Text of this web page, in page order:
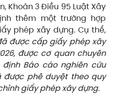
Khoản 3 Điều 95 Luật Xây
thêm một trường hợp
phép xây dựng. Cụ thể,
được cấp giấy phép xây
được cơ quan chuyên
Báo cáo nghiên cứu
phê duyệt theo quy
giấy phép xây dựng.